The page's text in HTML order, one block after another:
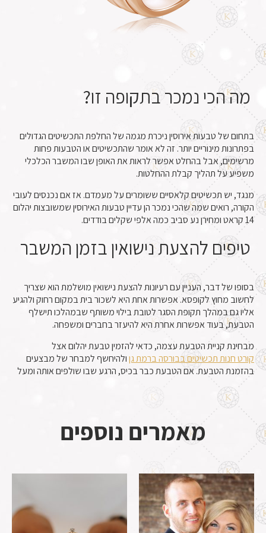
מה הכי נמכר בתקופה זו?
בתחום של טבעות אירוסין ניכרת מגמה של החלפת התכשיטים הגדולים
בפתרונות מינוריים יותר. זה לא אומר שהתכשיטים או הטבעות פחות
מרשימים, אבל בהחלט אפשר לראות את האופן שבו המשבר הכלכלי
משפיע על תהליך קבלת ההחלטות.
מנגד, יש תכשיטים קלאסיים ששומרים על מעמדם. אז אם נכנסים לעובי
הקורה, רואים שמה שהכי נמכר הן עדיין טבעות האירוסין שמשובצות יהלום
14 קראט ומחירן נע סביב כמה אלפי שקלים בודדים.
טיפים להצעת נישואין בזמן המשבר
בסופו של דבר, העניין עם רעיונות להצעת נישואין מושלמת הוא שצריך
לחשוב מחוץ לקופסא. אפשרות אחת היא לשכור בית במקום רחוק ולהגיע
אליו גם במהלך תקופת הסגר לטובת בילוי משותף שבמהלכו תישלף
הטבעת, בעוד אפשרות אחרת היא להיעזר בחברים ומשפחה.
מבחינת קניית הטבעת עצמה, כדאי להזמין טבעת יהלום אצל
קורט חנות תכשיטים בבורסה ברמת גןולהיחשף למבחר של מבצעים
בהזמנת הטבעת. אם הטבעת כבר בכיס, הרגע שבו שולפים אותה ומעל
מאמרים נוספים